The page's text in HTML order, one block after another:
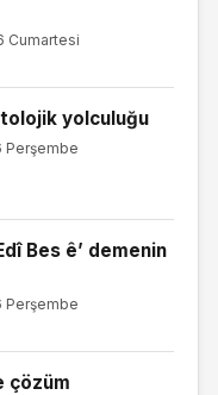
Cumartesi
yolculuğu
Perşembe
Bes ê’ demenin
Perşembe
çözüm